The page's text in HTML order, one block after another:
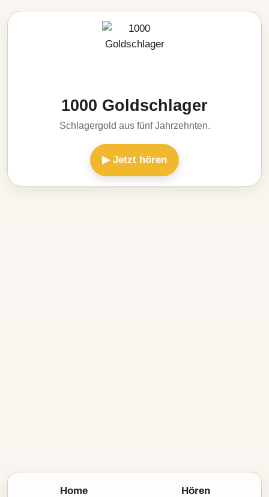
1000 Goldschlager
Schlagergold aus fünf Jahrzehnten.
▶ Jetzt hören
Home Hören